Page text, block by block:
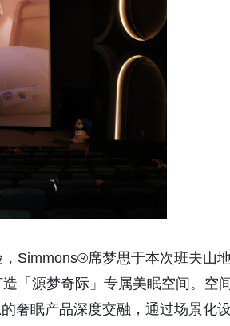
Simmons®席梦思于本次班夫山
「源梦奇际」专属美眠空间。空间
奢眠产品深度交融，通过场景化设